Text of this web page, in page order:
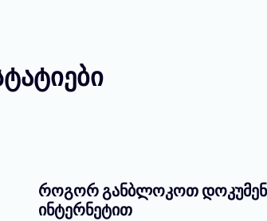
როგორ განბლოკოთ
ინტერნეტით